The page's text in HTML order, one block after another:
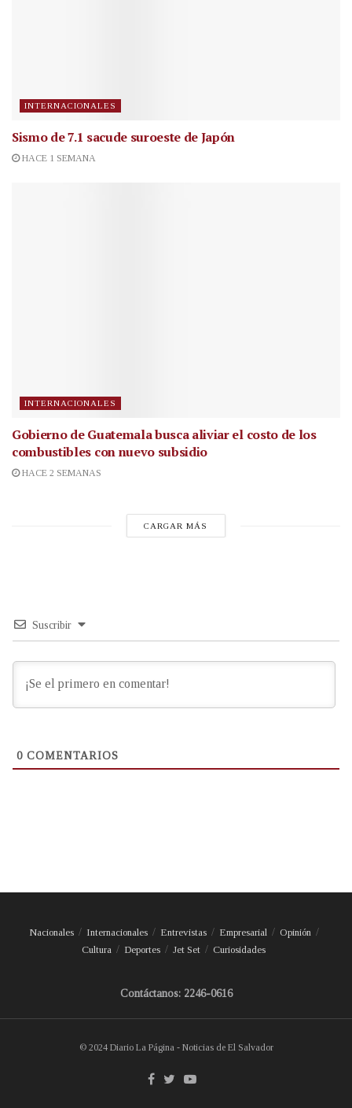
INTERNACIONALES
Sismo de 7.1 sacude suroeste de Japón
HACE 1 SEMANA
INTERNACIONALES
Gobierno de Guatemala busca aliviar el costo de los
combustibles con nuevo subsidio
HACE 2 SEMANAS
CARGAR MÁS
Suscribir
0 COMENTARIOS
Nacionales Internacionales Entrevistas Empresarial
Opinión
Cultura
Deportes Jet Set Curiosidades
Contáctanos: 2246-0616
© 2024 Diario La Página - Noticias de El Salvador